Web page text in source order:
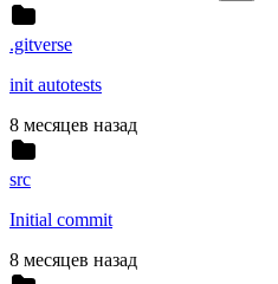
.gitverse
init autotests
8 месяцев назад
src
Initial commit
8 месяцев назад